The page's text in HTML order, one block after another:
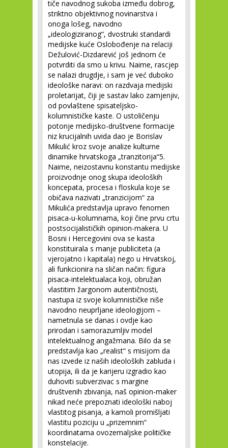
tiče navodnog sukoba između dobrog,
striktno objektivnog novinarstva i
onoga lošeg, navodno
„ideologiziranog“, dvostruki standardi
medijske kuće Oslobođenje na relaciji
Dežulović-Dizdarević još jednom će
potvrditi da smo u krivu. Naime, rascjep
se nalazi drugdje, i sam je već duboko
ideološke naravi: on razdvaja medijski
proletarijat, čiji je sastav lako zamjenjiv,
od povlaštene spisateljsko-
kolumnističke kaste. O ustoličenju
potonje medijsko-društvene formacije
niz krucijalnih uvida dao je Borislav
Mikulić kroz svoje analize kulturne
dinamike hrvatskoga „tranzitorija“5.
Naime, neizostavnu konstantu medijske
proizvodnje onog skupa ideoloških
koncepata, procesa i floskula koje se
običava nazivati „tranzicijom“ za
Mikulića predstavlja upravo fenomen
pisaca-u-kolumnama, koji čine prvu crtu
postsocijalističkih opinion-makera. U
Bosni i Hercegovini ova se kasta
konstituirala s manje publiciteta (a
vjerojatno i kapitala) nego u Hrvatskoj,
ali funkcionira na sličan način: figura
pisaca-intelektualaca koji, obružan
vlastitim žargonom autentičnosti,
nastupa iz svoje kolumnističke niše
navodno neuprljane ideologijom –
nametnula se danas i ovdje kao
prirodan i samorazumljiv model
intelektualnog angažmana. Bilo da se
predstavlja kao „realist“ s misijom da
nas izvede iz naših ideoloških zabluda i
utopija, ili da je karijeru izgradio kao
duhoviti subverzivac s margine
društvenih zbivanja, naš opinion-maker
nikad neće prepoznati ideološki naboj
vlastitog pisanja, a kamoli promišljati
vlastitu poziciju u „prizemnim“
koordinatama ovozemaljske političke
konstelacije.